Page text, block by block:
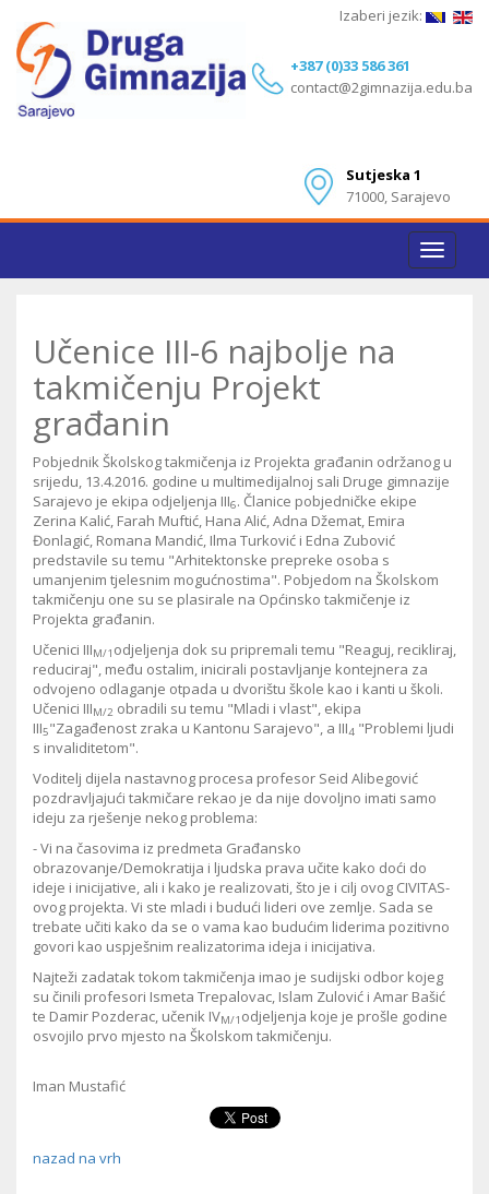
+387 (0)33 586 361
contact@2gimnazija.edu.ba
Sutjeska 1
71000, Sarajevo
Izaberi jezik:
Toggle
Učenice III-6 najbolje na
takmičenju Projekt
građanin
Pobjednik Školskog takmičenja iz Projekta građanin održanog u
srijedu, 13.4.2016. godine u multimedijalnoj sali Druge gimnazije
Sarajevo je ekipa odjeljenja III6. Članice pobjedničke ekipe
Zerina Kalić, Farah Muftić, Hana Alić, Adna Džemat, Emira
Đonlagić, Romana Mandić, Ilma Turković i Edna Zubović
predstavile su temu "Arhitektonske prepreke osoba s
umanjenim tjelesnim mogućnostima". Pobjedom na Školskom
takmičenju one su se plasirale na Općinsko takmičenje iz
Projekta građanin.
Učenici IIIM/1 odjeljenja dok su pripremali temu "Reaguj, recikliraj,
reduciraj", među ostalim, inicirali postavljanje kontejnera za
odvojeno odlaganje otpada u dvorištu škole kao i kanti u školi.
Učenici IIIM/2 obradili su temu "Mladi i vlast", ekipa
III5"Zagađenost zraka u Kantonu Sarajevo", a III4 "Problemi ljudi
s invaliditetom".
Voditelj dijela nastavnog procesa profesor Seid Alibegović
pozdravljajući takmičare rekao je da nije dovoljno imati samo
ideju za rješenje nekog problema:
- Vi na časovima iz predmeta Građansko
obrazovanje/Demokratija i ljudska prava učite kako doći do
ideje i inicijative, ali i kako je realizovati, što je i cilj ovog CIVITAS-
ovog projekta. Vi ste mladi i budući lideri ove zemlje. Sada se
trebate učiti kako da se o vama kao budućim liderima pozitivno
govori kao uspješnim realizatorima ideja i inicijativa.
Najteži zadatak tokom takmičenja imao je sudijski odbor kojeg
su činili profesori Ismeta Trepalovac, Islam Zulović i Amar Bašić
te Damir Pozderac, učenik IVM/1 odjeljenja koje je prošle godine
osvojilo prvo mjesto na Školskom takmičenju.
Iman Mustafić
nazad na vrh